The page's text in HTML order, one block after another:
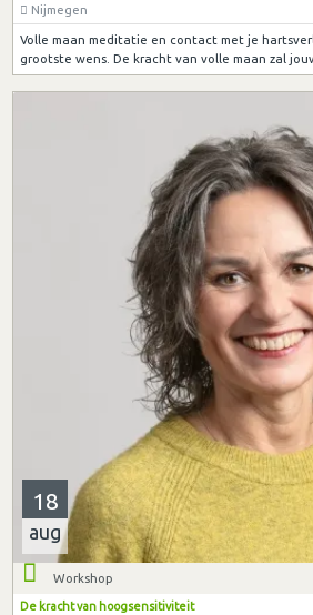
Nijmegen
Volle maan meditatie en contact met je
grootste wens. De kracht van volle maan zal
18
aug
Workshop
De kracht van hoogsensitiviteit